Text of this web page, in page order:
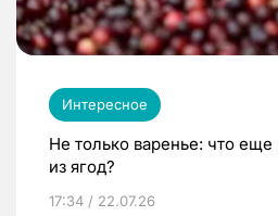
Интересное
Не только варенье: что
из ягод?
17:34 / 22.07.26